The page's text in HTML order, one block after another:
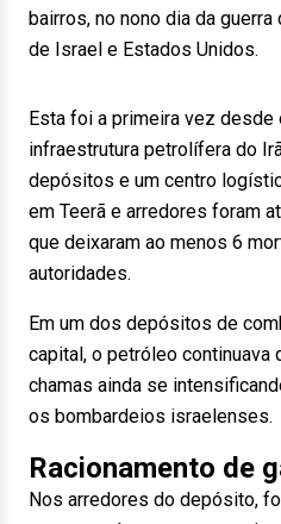
bairros, no nono dia da
de Israel e Estados Unidos.
Esta foi a primeira vez
infraestrutura petrolífera do
depósitos e um centro
em Teerã e arredores foram
que deixaram ao menos 6
autoridades.
Em um dos depósitos de
capital, o petróleo continuava
chamas ainda se
os bombardeios israelenses.
Racionamento de
Nos arredores do depósito,